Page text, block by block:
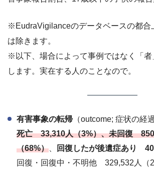
※EudraVigilanceのデータベースの都合
は除きます。
※以下、場合によって事例ではなく「
します。実在する人のことなので。
有害事象の転帰 （outcome; 症状の経
死亡 33,310人（3%）、未回復
（68%）
回復したが後遺症あり
回復・回復中・不明他 329,532人（